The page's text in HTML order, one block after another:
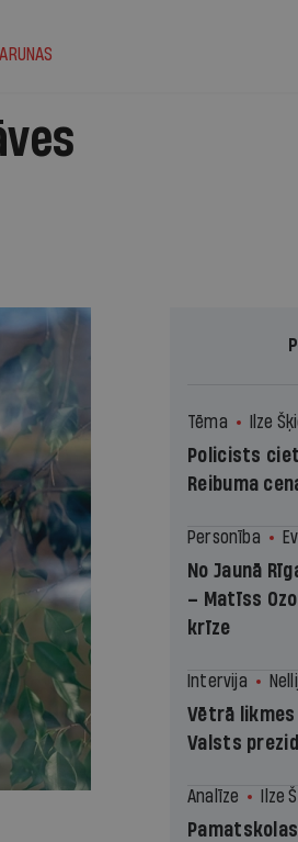
Tēma Ilze
Policists
Reibuma
Personība
No Jaunā
– Matīss
krīze
Intervija
Vētrā
Valsts
Analīze Ilze